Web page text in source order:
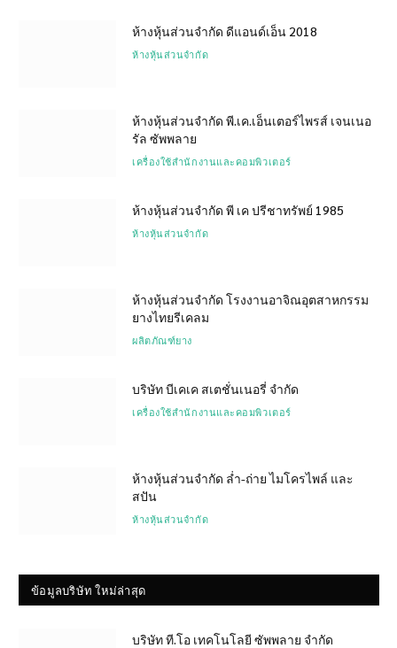
ห้างหุ้นส่วนจำกัด ดีแอนด์เอ็น 2018
ห้างหุ้นส่วนจำกัด
ห้างหุ้นส่วนจำกัด พี.เค.เอ็นเตอร์ไพรส์ เจนเนอ
รัล ซัพพลาย
เครื่องใช้สำนักงานและคอมพิวเตอร์
ห้างหุ้นส่วนจำกัด พี เค ปรีชาทรัพย์ 1985
ห้างหุ้นส่วนจำกัด
ห้างหุ้นส่วนจำกัด โรงงานอาจิณอุตสาหกรรม
ยางไทยรีเคลม
ผลิตภัณฑ์ยาง
บริษัท บีเคเค สเตชั่นเนอรี่ จำกัด
เครื่องใช้สำนักงานและคอมพิวเตอร์
ห้างหุ้นส่วนจำกัด ล่ำ-ถ่าย ไมโครไพล์ และ
สปัน
ห้างหุ้นส่วนจำกัด
ข้อมูลบริษัท ใหม่ล่าสุด
บริษัท ที.โอ เทคโนโลยี ซัพพลาย จำกัด